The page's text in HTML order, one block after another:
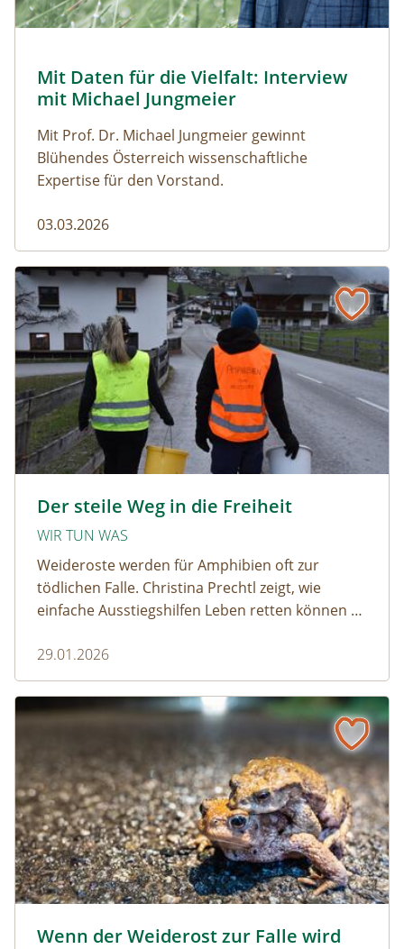
Naturmagazin: Mit Daten für die Vielfalt: Interview mit
Mit Daten für die Vielfalt: Interview
mit Michael Jungmeier
Mit Prof. Dr. Michael Jungmeier gewinnt
Blühendes Österreich wissenschaftliche
Expertise für den Vorstand.
03.03.2026
Der steile Weg in die Freiheit
WIR TUN WAS
Weideroste werden für Amphibien oft zur
tödlichen Falle. Christina Prechtl zeigt, wie
einfache Ausstiegshilfen Leben retten können –
Aufwand.
29.01.2026
Der steile Weg in die Freiheit
Wenn der Weiderost zur Falle wird
Wenn der Weiderost zur Falle wird